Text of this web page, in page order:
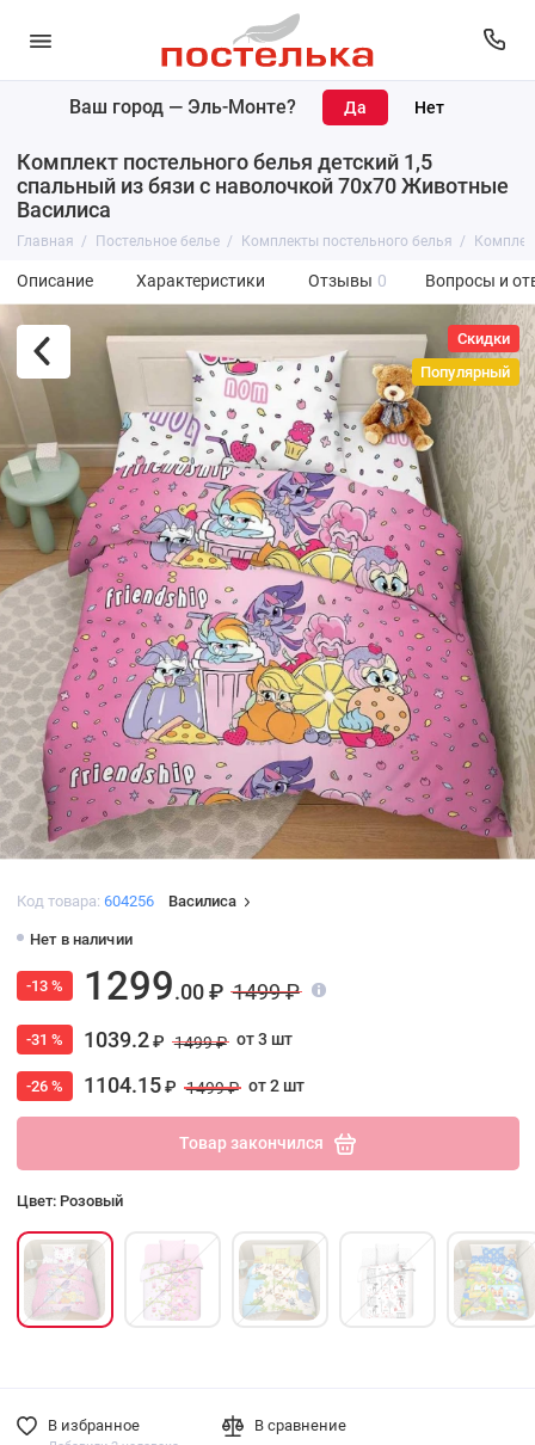
Ваш город — Эль-Монте?
Комплект постельного белья детский 1,5
спальный из бязи с наволочкой 70х70 Животные
Василиса
Главная Постельное белье Комплекты постельного белья
Описание Характеристики Отзывы 0 Вопросы и
Скидки
Популярный
Код товара: 604256 Василиса
Нет в наличии
-13 % 1299.00 ₽ 1499 ₽
-31 % 1039.2₽ 1499 ₽ от 3 шт
-26 % 1104.15₽ 1499 ₽ от 2 шт
Товар закончился
Цвет: Розовый
В избранное В сравнение